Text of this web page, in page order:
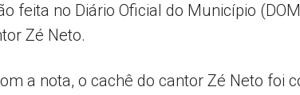
feita no Diário Oficial do Município
Zé Neto.
a nota, o cachê do cantor Zé Neto foi